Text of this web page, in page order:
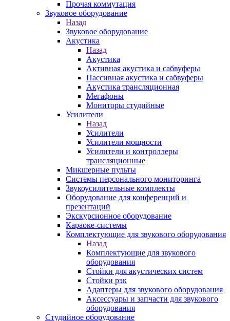
Прочая коммутация
Звуковое оборудование
Назад
Звуковое оборудование
Акустика
Назад
Акустика
Активная акустика и сабвуферы
Пассивная акустика и сабвуферы
Акустика трансляционная
Мегафоны
Мониторы студийные
Усилители
Назад
Усилители
Усилители мощности
Усилители и контроллеры
трансляционные
Микшерные пульты
Системы персонального мониторинга
Звукоусилительные комплекты
Оборудование для конференций и
презентаций
Экскурсионное оборудование
Караоке-системы
Комплектующие для звукового оборудования
Назад
Комплектующие для звукового
оборудования
Стойки для акустических систем
Стойки рэк
Адаптеры для звукового оборудования
Аксессуары и запчасти для звукового
оборудования
Студийное оборудование